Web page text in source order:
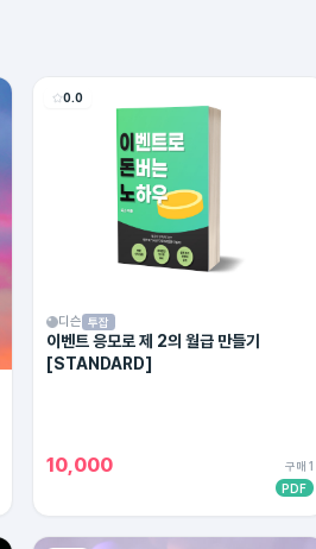
0.0
디슨 투잡
이벤트 응모로 제 2의 월급 만들기
[STANDARD]
10,000
구매 1
PDF